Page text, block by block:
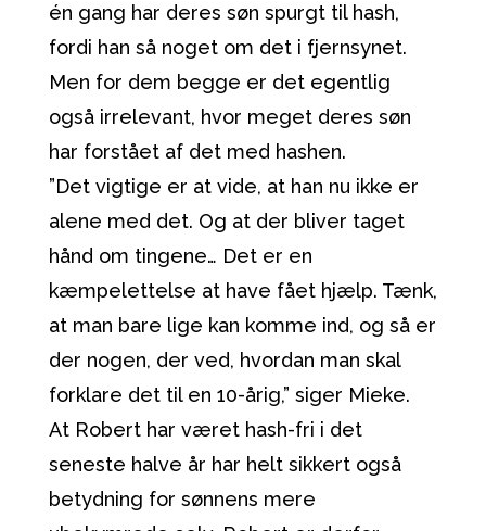
én gang har deres søn spurgt til hash,
fordi han så noget om det i fjernsynet.
Men for dem begge er det egentlig
også irrelevant, hvor meget deres søn
har forstået af det med hashen.
”Det vigtige er at vide, at han nu ikke er
alene med det. Og at der bliver taget
hånd om tingene… Det er en
kæmpelettelse at have fået hjælp. Tænk,
at man bare lige kan komme ind, og så er
der nogen, der ved, hvordan man skal
forklare det til en 10-årig,” siger Mieke.
At Robert har været hash-fri i det
seneste halve år har helt sikkert også
betydning for sønnens mere